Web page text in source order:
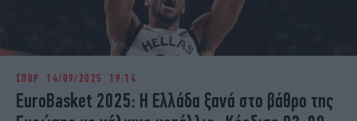
ΣΠΟΡ 14/09/2025 19:14
EuroBasket 2025: Η Ελλάδα ξανά στο βάθρο της